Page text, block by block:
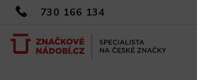
730 166 134